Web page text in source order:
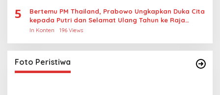
5
Bertemu PM Thailand, Prabowo Ungkapkan Duka Cita
kepada Putri dan Selamat Ulang Tahun ke Raja
Thailand
In Konten 196 Views
Foto Peristiwa